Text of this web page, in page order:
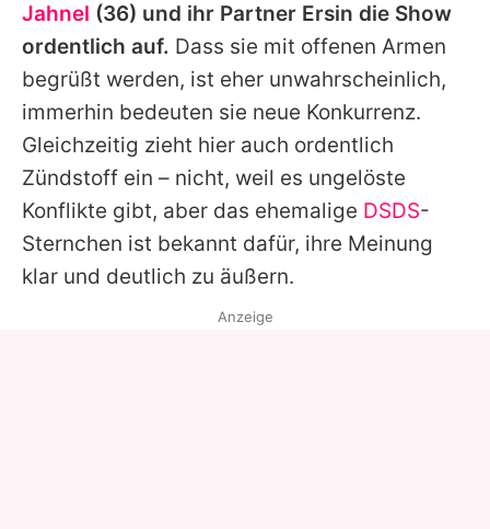
Impressum
Datenschutzerklärung
Utiq verwalten
Jahnel (36) und ihr Partner Ersin die Show
ordentlich auf. Dass sie mit offenen Armen
begrüßt werden, ist eher unwahrscheinlich,
immerhin bedeuten sie neue Konkurrenz.
Gleichzeitig zieht hier auch ordentlich
Zündstoff ein – nicht, weil es ungelöste
Konflikte gibt, aber das ehemalige DSDS-
Sternchen ist bekannt dafür, ihre Meinung
klar und deutlich zu äußern.
Anzeige